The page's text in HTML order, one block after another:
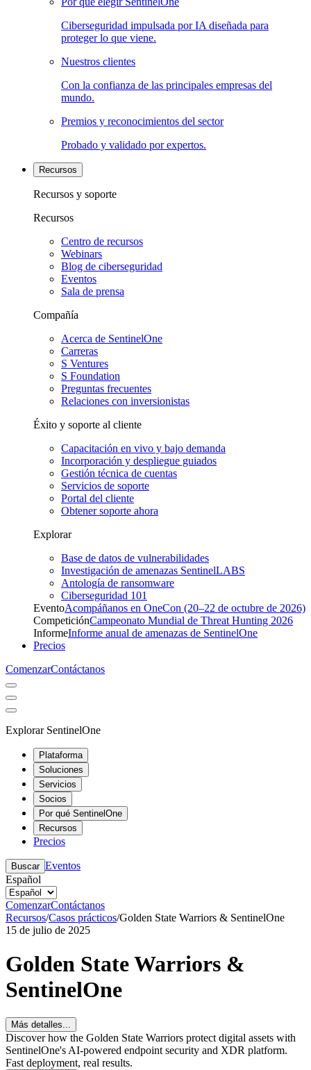
Ciberseguridad impulsada por IA diseñada para
proteger lo que viene.
Nuestros clientes
Con la confianza de las principales empresas del
mundo.
Premios y reconocimientos del sector
Probado y validado por expertos.
Recursos
Recursos y soporte
Recursos
Centro de recursos
Webinars
Blog de ciberseguridad
Eventos
Sala de prensa
Compañía
Acerca de SentinelOne
Carreras
S Ventures
S Foundation
Preguntas frecuentes
Relaciones con inversionistas
Éxito y soporte al cliente
Capacitación en vivo y bajo demanda
Incorporación y despliegue guiados
Gestión técnica de cuentas
Servicios de soporte
Portal del cliente
Obtener soporte ahora
Explorar
Base de datos de vulnerabilidades
Investigación de amenazas SentinelLABS
Antología de ransomware
Ciberseguridad 101
EventoAcompáñanos en OneCon (20–22 de octubre de 2026)
CompeticiónCampeonato Mundial de Threat Hunting 2026
InformeInforme anual de amenazas de SentinelOne
Precios
ComenzarContáctanos
Explorar SentinelOne
Plataforma
Soluciones
Servicios
Socios
Por qué SentinelOne
Recursos
Precios
Buscar Eventos
Español
ComenzarContáctanos
Recursos/Casos prácticos/Golden State Warriors & SentinelOne
15 de julio de 2025
Golden State Warriors &
SentinelOne
Más detalles...
Discover how the Golden State Warriors protect digital assets with
SentinelOne's AI-powered endpoint security and XDR platform.
Fast deployment, real results.